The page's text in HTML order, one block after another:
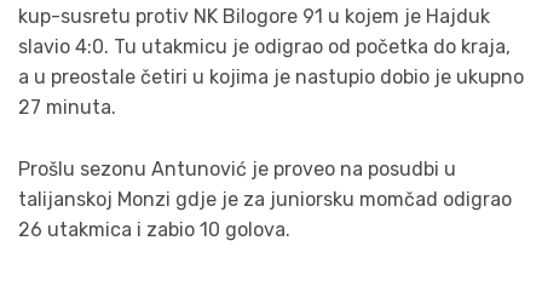
kup-susretu protiv NK Bilogore 91 u kojem je Hajduk
slavio 4:0. Tu utakmicu je odigrao od početka do kraja,
a u preostale četiri u kojima je nastupio dobio je ukupno
27 minuta.
Prošlu sezonu Antunović je proveo na posudbi u
talijanskoj Monzi gdje je za juniorsku momčad odigrao
26 utakmica i zabio 10 golova.